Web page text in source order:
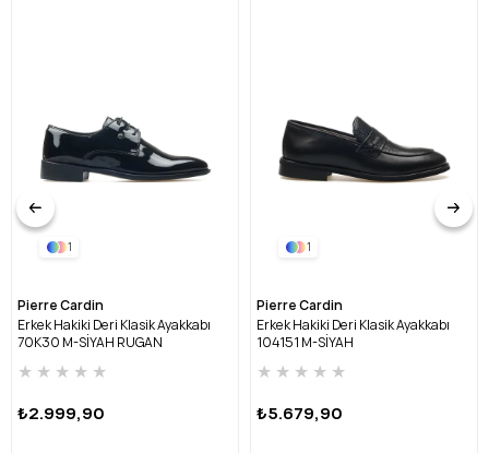
1
Pierre Cardin
Erkek Hakiki Deri Klasik Ayakkabı
70K30 M-SİYAH RUGAN
★ ★ ★ ★ ★
₺2.999,90
1
Pierre Cardin
Erkek Hakiki Deri Klasik Ayakkabı
104151 M-SİYAH
★ ★ ★ ★ ★
₺5.679,90